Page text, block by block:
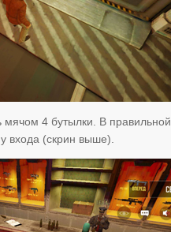
мячом 4 бутылки. В правильной
входа (скрин выше).